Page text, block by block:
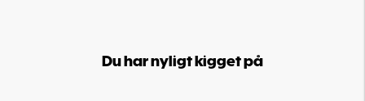
Du har nyligt kigget på